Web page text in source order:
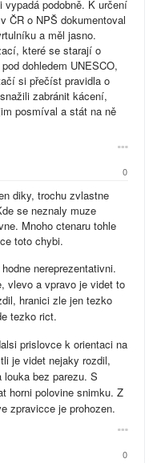
podobně. K určení
ČR o NPŠ dokumentoval
a měl jasno.
které se starají o
dohledem UNESCO,
si přečíst pravidla o
zabránit kácení,
posmíval a stát na ně
0
diky, trochu zvlastne
se neznaly muze
Mnoho ctenaru tohle
toto chybi.
nereprezentativni.
vlevo a vpravo je videt to
hranici zle jen tezko
tezko rict.
prislovce k orientaci na
je videt nejaky rozdil,
bez parezu. S
horni polovine snimku. Z
zpravicce je prohozen.
0